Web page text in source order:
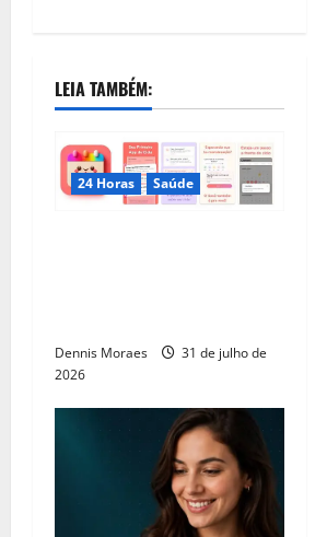
LEIA TAMBÉM:
24 Horas Saúde
Dennis Moraes
31 de julho de
2026